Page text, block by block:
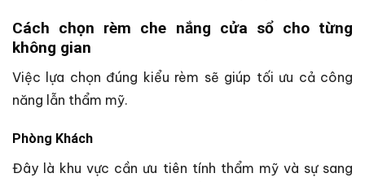
Cách chọn rèm che nắng cửa sổ cho từng
không gian
Việc lựa chọn đúng kiểu rèm sẽ giúp tối ưu cả công
năng lẫn thẩm mỹ.
Phòng Khách
Đây là khu vực cần ưu tiên tính thẩm mỹ và sự sang